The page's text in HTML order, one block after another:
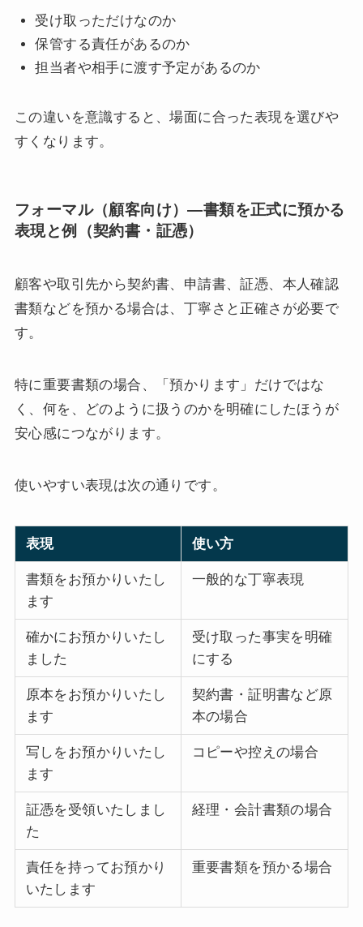
受け取っただけなのか
保管する責任があるのか
担当者や相手に渡す予定があるのか
この違いを意識すると、場面に合った表現を選びや
すくなります。
フォーマル（顧客向け）—書類を正式に預かる
表現と例（契約書・証憑）
顧客や取引先から契約書、申請書、証憑、本人確認
書類などを預かる場合は、丁寧さと正確さが必要で
す。
特に重要書類の場合、「預かります」だけではな
く、何を、どのように扱うのかを明確にしたほうが
安心感につながります。
使いやすい表現は次の通りです。
表現 使い方
書類をお預かりいたし
ます
一般的な丁寧表現
確かにお預かりいたし
ました
受け取った事実を明確
にする
原本をお預かりいたし
ます
契約書・証明書など原
本の場合
写しをお預かりいたし
ます
コピーや控えの場合
証憑を受領いたしまし
た
経理・会計書類の場合
責任を持ってお預かり
いたします
重要書類を預かる場合